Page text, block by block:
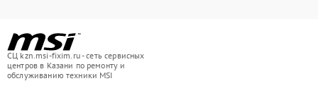
СЦ kzn.msi-fixim.ru - сеть сервисных
центров в Казани по ремонту и
обслуживанию техники MSI